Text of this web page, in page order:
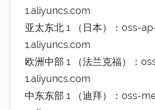
1.aliyuncs.com
亚太东北 1 （日本）：oss-
1.aliyuncs.com
欧洲中部 1 （法兰克福）：
1.aliyuncs.com
中东东部 1 （迪拜）：oss-